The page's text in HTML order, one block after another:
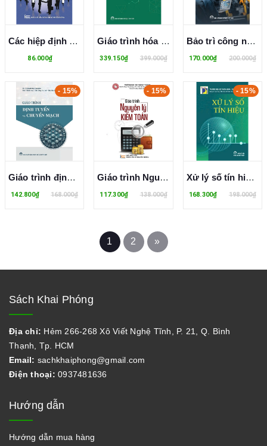
Các hiệp định thương mại tự do ở khu vực Châu Á - Thái Bình Dương, thực thi và triển vọng
86.000₫
Giáo trình hóa sinh công nghiệp - Lê Ngọc Tú
339.150₫ 399.000₫
Bảo trì công nghiệp
170.000₫ 200.000₫
- 15%
Giáo trình định tuyến và chuyển mạch
142.800₫ 168.000₫
- 15%
Giáo trình Nguyên lý kiểm toán
117.300₫ 138.000₫
- 15%
Xử lý số tín hiệu - Hoàng Lê Uyên Thục, Hồ Phước Tiến, Trần Thị Minh Hạnh
168.300₫ 198.000₫
1 2 »
Sách Khai Phóng
Địa chỉ: Hẻm 266-268 Xô Viết Nghệ Tĩnh, P. 21, Q. Bình
Thạnh, Tp. HCM
Email: sachkhaiphong@gmail.com
Điện thoại: 0937481636
Hướng dẫn
Hướng dẫn mua hàng